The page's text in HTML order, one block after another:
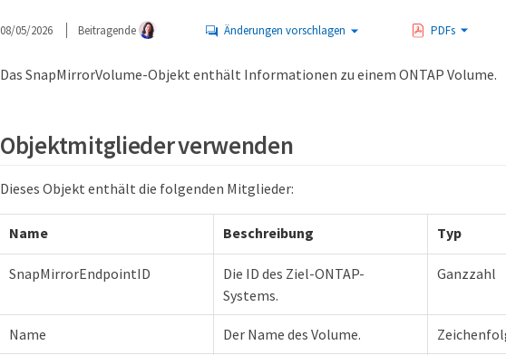
08/05/2026 Beitragende Änderungen vorschlagen PDFs
Das SnapMirrorVolume-Objekt enthält Informationen zu einem ONTAP Volume.
Objektmitglieder verwenden
Dieses Objekt enthält die folgenden Mitglieder:
Name Beschreibung Typ
SnapMirrorEndpointID
Die ID des Ziel-ONTAP-
Systems.
Ganzzahl
Name Der Name des Volume.